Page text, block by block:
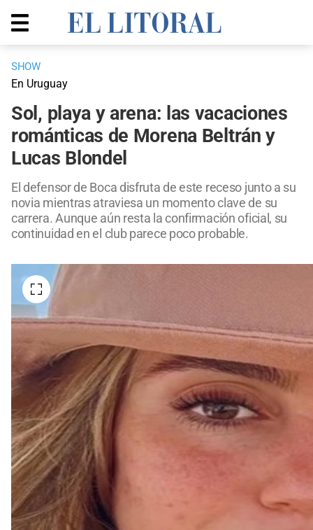
SHOW
En Uruguay
Sol, playa y arena: las vacaciones
románticas de Morena Beltrán y
Lucas Blondel
El defensor de Boca disfruta de este receso junto a su
novia mientras atraviesa un momento clave de su
carrera. Aunque aún resta la confirmación oficial, su
continuidad en el club parece poco probable.